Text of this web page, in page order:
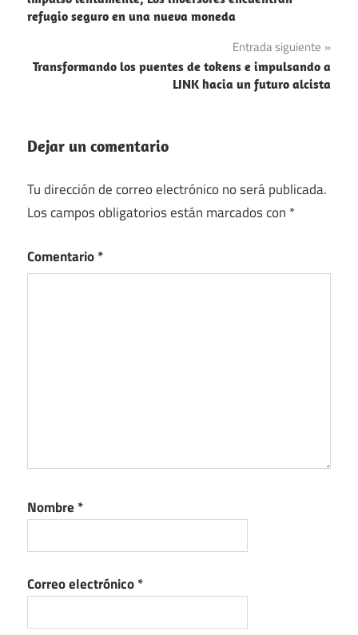
entradas
refugio seguro en una nueva moneda
Entrada siguiente
Transformando los puentes de tokens e impulsando a
LINK hacia un futuro alcista
Dejar un comentario
Tu dirección de correo electrónico no será publicada.
Los campos obligatorios están marcados con *
Comentario*
Nombre *
Correo electrónico*